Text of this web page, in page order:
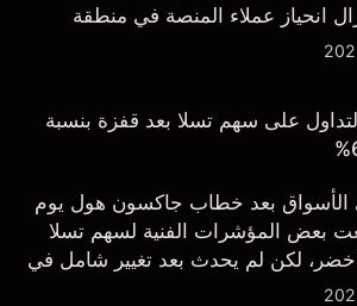
انحياز عملاء المنصة في منطقة
التداول على سهم تسلا بعد قفزة بنسبة
الأسواق بعد خطاب جاكسون هول يوم
بعض المؤشرات الفنية لسهم تسلا
لكن لم يحدث بعد تغيير شامل في
الإطار اليومي أو الأسبوعي.